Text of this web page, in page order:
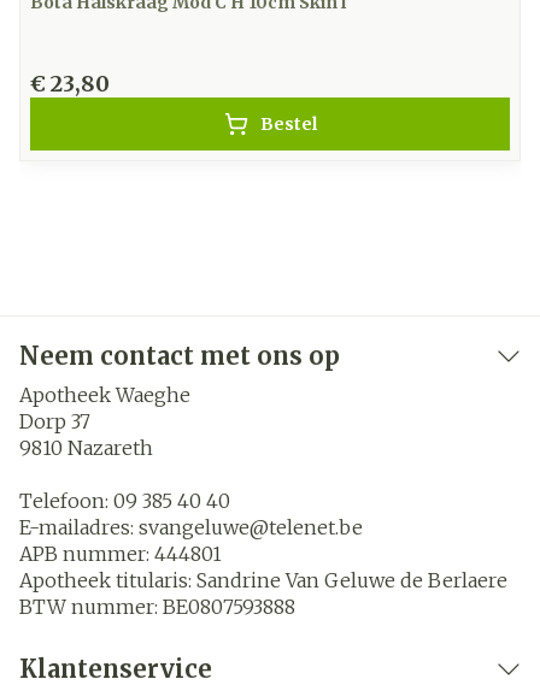
€ 23,80
Bestel
Neem contact met ons op
Apotheek Waeghe
Dorp 37
9810 Nazareth
Telefoon: 09 385 40 40
E-mailadres: svangeluwe@telenet.be
APB nummer: 444801
Apotheek titularis: Sandrine Van Geluwe de Berlaere
BTW nummer: BE0807593888
Klantenservice